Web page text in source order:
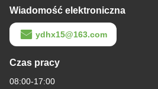
Wiadomość elektroniczna
ydhx15@163.com
Czas pracy
08:00-17:00